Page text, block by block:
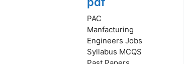
PAC
Manfacturing
Engineers Jobs
Syllabus MCQS